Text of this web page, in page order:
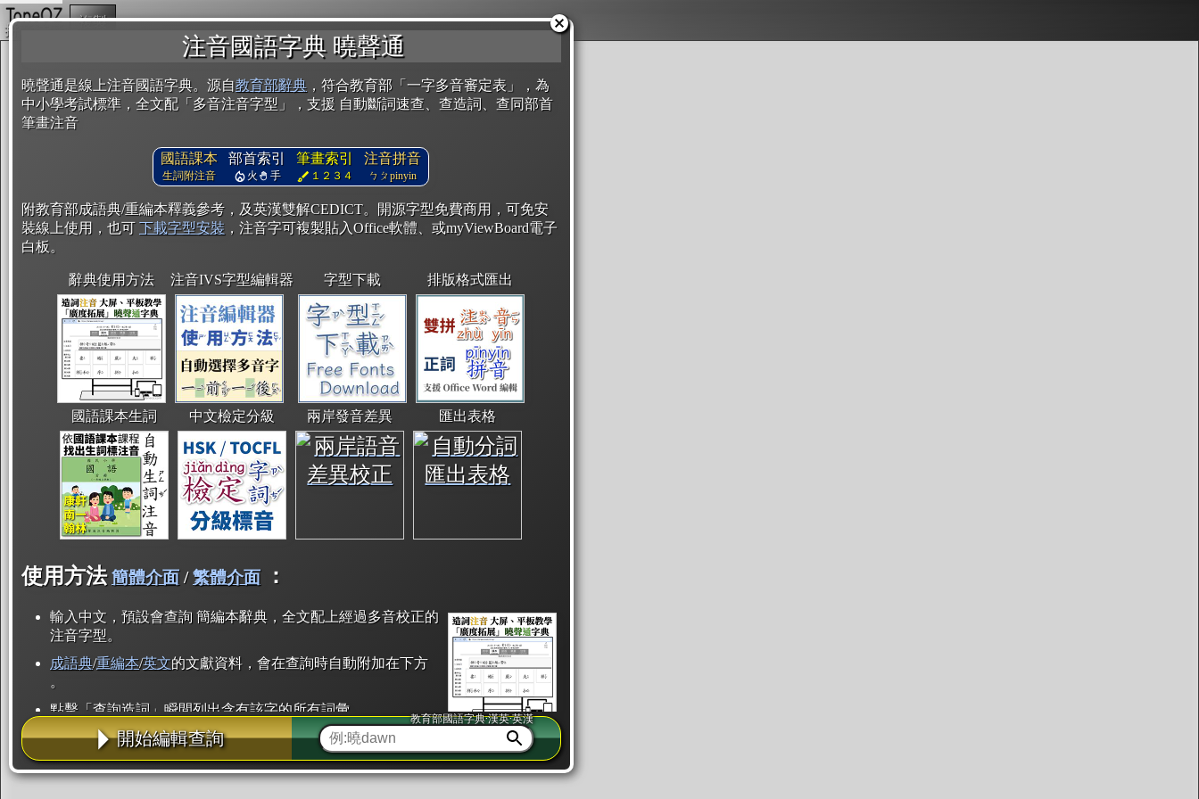
注音國語字典 曉聲通
曉聲通是線上注音國語字典。源自教育部辭典 ，符合教育部「一字多音審定表」，為
中小學考試標準，全文配「多音注音字型」，支援 自動斷詞速查、查造詞、查同部首
筆畫注音
國語課本
生詞附注音
部首索引
火 手
筆畫索引
１２３４
注音拼音
ㄅㄆpinyin
附教育部成語典/重編本釋義參考，及英漢雙解CEDICT。開源字型免費商用，可免安
裝線上使用，也可 下載字型安裝 ，注音字可複製貼入Office軟體、或myViewBoard電子
白板。
辭典使用方法 注音IVS字型編輯器 字型下載 排版格式匯出
國語課本生詞 中文檢定分級 兩岸發音差異 匯出表格
使用方法 簡體介面/繁體介面 ：
輸入中文，預設會查詢 簡編本辭典，全文配上經過多音校正的
注音字型。
成語典/重編本/英文的文獻資料，會在查詢時自動附加在下方
。
點擊「查詢造詞」瞬間列出含有該字的所有詞彙。
點「部首」瞬間列出所有「同部首字」。也支援查詢「同注音」或「同筆畫」。
辭典解釋的全文都經過自動斷詞，點擊便可瞬間「連續查詢」此字詞的解釋，不
用手動重複輸入。
開始編輯查詢
教育部國語字典·漢英·英漢
複製